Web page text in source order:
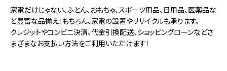
家電だけじゃない、ふとん、おもちゃ、スポーツ用品、日用品、医薬品な
ど豊富な品揃え！もちろん、家電の設置やリサイクルも承ります。
クレジットやコンビニ決済、代金引換配送、ショッピングローンなどさ
まざまなお支払い方法をご利用いただけます！